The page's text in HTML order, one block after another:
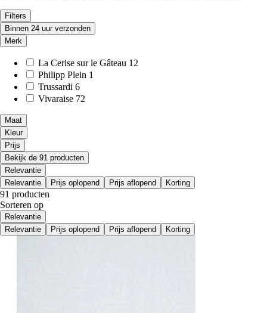
Filters
Binnen 24 uur verzonden
Merk
La Cerise sur le Gâteau 12
Philipp Plein 1
Trussardi 6
Vivaraise 72
Maat
Kleur
Prijs
Bekijk de 91 producten
Relevantie
Relevantie
Prijs oplopend Prijs aflopend Korting
91 producten
Sorteren op
Relevantie
Relevantie
Prijs oplopend Prijs aflopend Korting